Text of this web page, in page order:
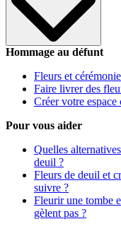
Hommage au défunt
Fleurs et
Faire livrer des
Créer votre espace
Pour vous aider
Quelles
deuil ?
Fleurs de deuil et
suivre ?
Fleurir une tombe
gèlent pas ?